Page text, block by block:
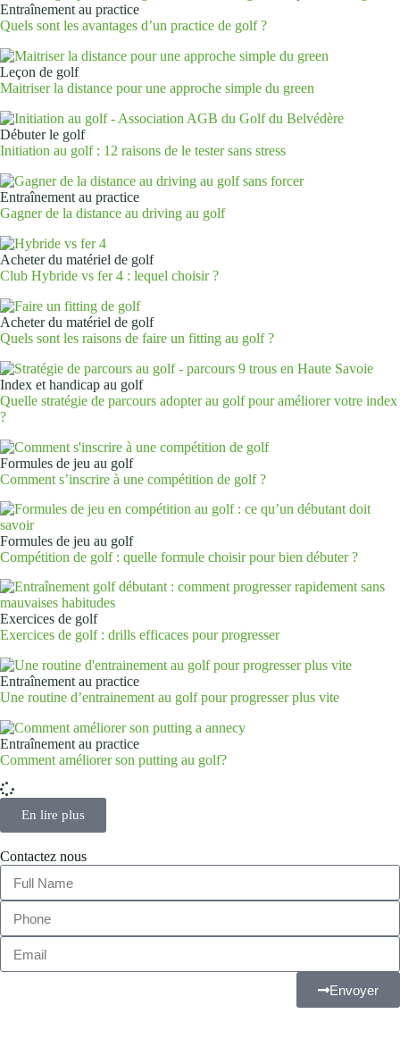
Entraînement au practice
Quels sont les avantages d’un practice de golf ?
Leçon de golf
Maitriser la distance pour une approche simple du green
Débuter le golf
Initiation au golf : 12 raisons de le tester sans stress
Entraînement au practice
Gagner de la distance au driving au golf
Acheter du matériel de golf
Club Hybride vs fer 4 : lequel choisir ?
Acheter du matériel de golf
Quels sont les raisons de faire un fitting au golf ?
Index et handicap au golf
Quelle stratégie de parcours adopter au golf pour améliorer votre index
?
Formules de jeu au golf
Comment s’inscrire à une compétition de golf ?
Formules de jeu au golf
Compétition de golf : quelle formule choisir pour bien débuter ?
Exercices de golf
Exercices de golf : drills efficaces pour progresser
Entraînement au practice
Une routine d’entrainement au golf pour progresser plus vite
Entraînement au practice
Comment améliorer son putting au golf?
En lire plus
Contactez nous
Envoyer